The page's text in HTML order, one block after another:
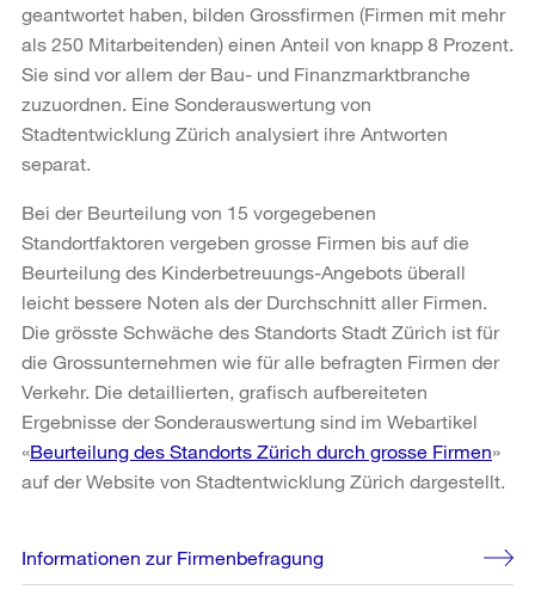
geantwortet haben, bilden Grossfirmen (Firmen mit mehr
als 250 Mitarbeitenden) einen Anteil von knapp 8 Prozent.
Sie sind vor allem der Bau- und Finanzmarktbranche
zuzuordnen. Eine Sonderauswertung von
Stadtentwicklung Zürich analysiert ihre Antworten
separat.
Bei der Beurteilung von 15 vorgegebenen
Standortfaktoren vergeben grosse Firmen bis auf die
Beurteilung des Kinderbetreuungs-Angebots überall
leicht bessere Noten als der Durchschnitt aller Firmen.
Die grösste Schwäche des Standorts Stadt Zürich ist für
die Grossunternehmen wie für alle befragten Firmen der
Verkehr. Die detaillierten, grafisch aufbereiteten
Ergebnisse der Sonderauswertung sind im Webartikel
«Beurteilung des Standorts Zürich durch grosse Firmen»
auf der Website von Stadtentwicklung Zürich dargestellt.
Weitere
Informationen
Informationen zur Firmenbefragung